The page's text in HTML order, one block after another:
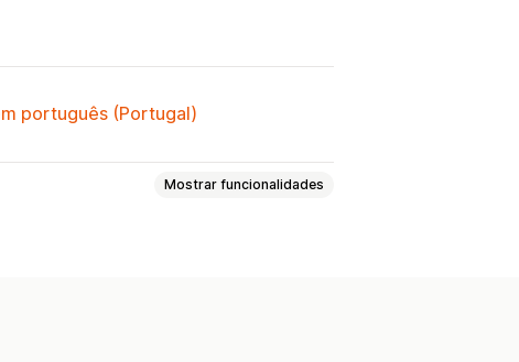
português (Portugal)
Mostrar funcionalidades